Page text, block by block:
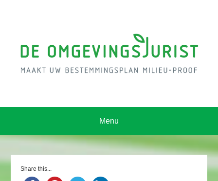
Menu
Share this...